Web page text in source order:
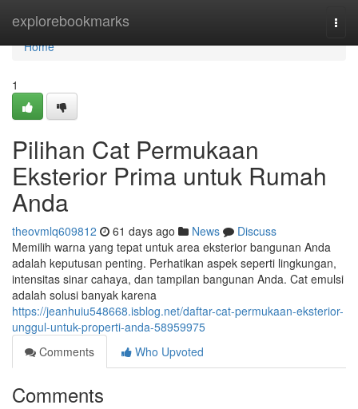
explorebookmarks
Home
Home
1
Pilihan Cat Permukaan
Eksterior Prima untuk Rumah
Anda
theovmlq609812 61 days ago News
Discuss
Memilih warna yang tepat untuk area eksterior bangunan Anda
adalah keputusan penting. Perhatikan aspek seperti lingkungan,
intensitas sinar cahaya, dan tampilan bangunan Anda. Cat emulsi
adalah solusi banyak karena
https://jeanhuiu548668.isblog.net/daftar-cat-permukaan-eksterior-
unggul-untuk-properti-anda-58959975
Comments
Who Upvoted
Comments